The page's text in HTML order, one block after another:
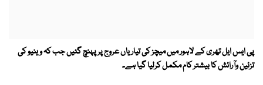
پی ایس ایل تھری کے لاہور میں میچز کی تیاریاں عروج پر پہنچ گئیں جب کہ وینیو کی
تزئین وآرائش کا بیشتر کام مکمل کرلیا گیا ہے۔